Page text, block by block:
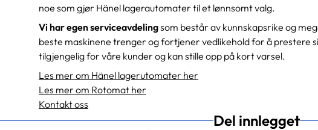
noe som gjør Hänel lagerautomater til et lønnsomt valg.
Vi har egen serviceavdelingsom består av kunnskapsrike og
beste maskinene trenger og fortjener vedlikehold for å prestere
tilgjengelig for våre kunder og kan stille opp på kort varsel.
Les mer om Hänel lagerutomater her
Les mer om Rotomat her
Kontakt oss
Del innlegget